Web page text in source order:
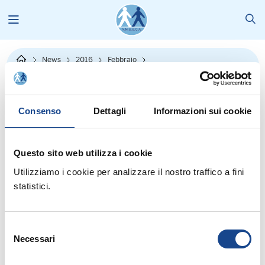
Consenso Dettagli Informazioni sui cookie
Questo sito web utilizza i cookie
Utilizziamo i cookie per analizzare il nostro traffico a fini
statistici.
delNecessari
News 2016
Febbraio
Teleleva: l'applicativo scaricabile
Formazione liste di leva: Classe 1999
E' scaricabile dal sito dell'esercito italiano l'applicativo "Teleleva":
Versione 2015 1. Sulla base delle criticità/spunti formulati da